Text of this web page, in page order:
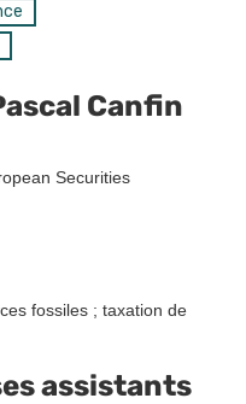
Canfin
Securities
fossiles ; taxation de
assistants